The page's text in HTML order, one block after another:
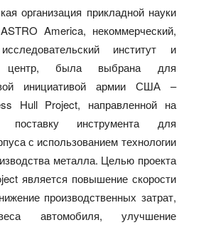
организация прикладной науки
America, некоммерческий,
институт и
центр, была выбрана для
инициативой армии США –
Hull Project, направленной на
поставку инструмента для
с использованием технологии
металла. Целью проекта
является повышение скорости
производственных затрат,
автомобиля, улучшение